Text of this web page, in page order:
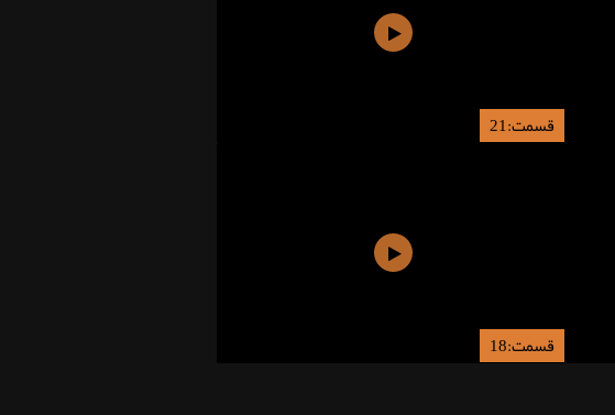
قسمت:21
قسمت:18